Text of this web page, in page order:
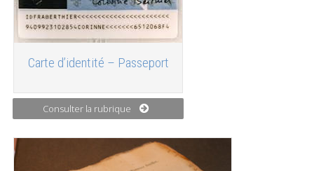
Carte d’identité – Passeport
Consulter la rubrique